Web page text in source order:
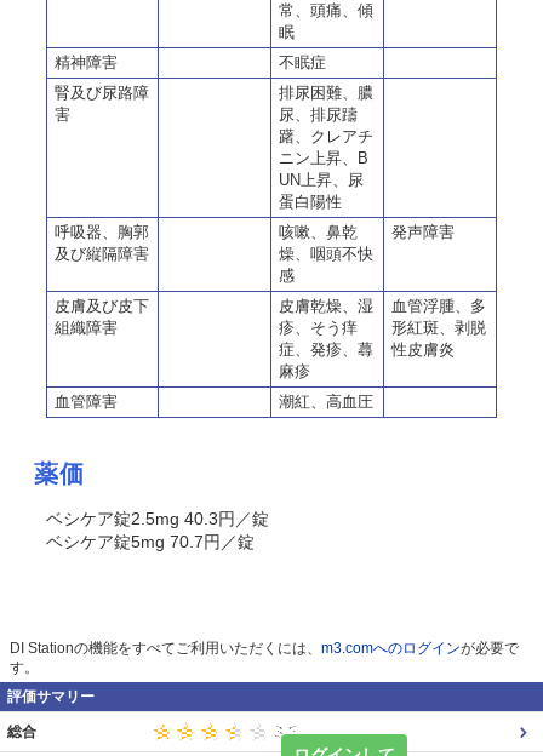
常、頭痛、傾
眠
精神障害
不眠症
腎及び尿路障
害
排尿困難、膿
尿、排尿躊
躇、クレアチ
ニン上昇、B
UN上昇、尿
蛋白陽性
呼吸器、胸郭
及び縦隔障害
咳嗽、鼻乾
燥、咽頭不快
感
発声障害
皮膚及び皮下
組織障害
皮膚乾燥、湿
疹、そう痒
症、発疹、蕁
麻疹
血管浮腫、多
形紅斑、剥脱
性皮膚炎
血管障害 潮紅、高血圧
薬価
ベシケア錠2.5mg 40.3円／錠
ベシケア錠5mg 70.7円／錠
DI Stationの機能をすべてご利用いただくには、 m3.comへのログインが必要で
す。
評価サマリー
総合